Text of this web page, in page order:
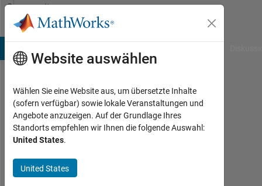
Weiter zum Inhalt
Community
Profile
Ted
deGuzman
Last
mehr
als 5
Website auswählen
Wählen Sie eine Website aus, um übersetzte Inhalte
(sofern verfügbar) sowie lokale Veranstaltungen und
Angebote anzuzeigen. Auf der Grundlage Ihres
Standorts empfehlen wir Ihnen die folgende Auswahl:
United States.
United States